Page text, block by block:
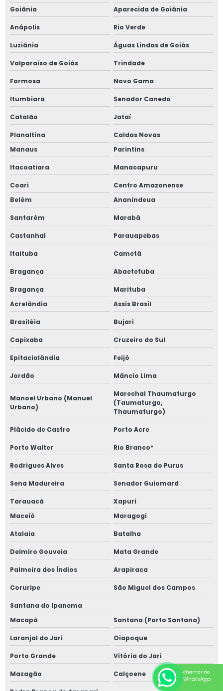
Goiânia
Aparecida de Goiânia
Anápolis Rio Verde
Luziânia Águas Lindas de Goiás
Valparaíso de Goiás Trindade
Formosa Novo Gama
Itumbiara Senador Canedo
Catalão Jataí
Planaltina
Caldas Novas
Manaus
Parintins
Itacoatiara Manacapuru
Coari
Centro Amazonense
Belém
Ananindeua
Santarém Marabá
Castanhal Parauapebas
Itaituba Cametá
Bragança Abaetetuba
Bragança
Marituba
Acrelândia
Assis Brasil
Brasiléia Bujari
Capixaba Cruzeiro do Sul
Epitaciolândia Feijó
Jordão Mâncio Lima
Manoel Urbano (Manuel
Urbano)
Marechal Thaumaturgo
(Taumaturgo,
Thaumaturgo)
Plácido de Castro Porto Acre
Porto Walter Rio Branco*
Rodrigues Alves Santa Rosa do Purus
Sena Madureira Senador Guiomard
Tarauacá
Xapuri
Maceió
Maragogi
Atalaia Batalha
Delmiro Gouveia Mata Grande
Palmeira dos Índios Arapiraca
Coruripe São Miguel dos Campos
Santana do Ipanema
Macapá
Santana (Porto Santana)
Laranjal do Jari Oiapoque
Porto Grande Vitória do Jari
Mazagão Calçoene chamar no
WhatsApp